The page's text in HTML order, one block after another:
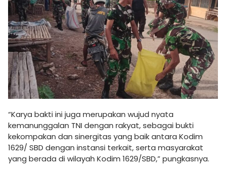
“Karya bakti ini juga merupakan wujud nyata
kemanunggalan TNI dengan rakyat, sebagai bukti
kekompakan dan sinergitas yang baik antara Kodim
1629/ SBD dengan instansi terkait, serta masyarakat
yang berada di wilayah Kodim 1629/SBD,” pungkasnya.